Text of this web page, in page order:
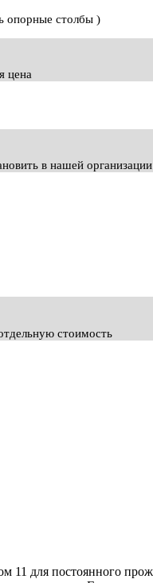
опорные столбы )
цена
в нашей
стоимость
11 для постоянного